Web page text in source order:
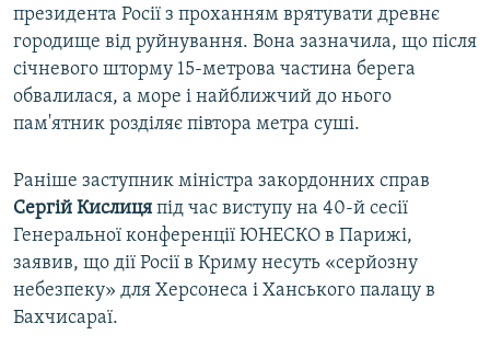
президента Росії з проханням врятувати древнє
городище від руйнування. Вона зазначила, що після
січневого шторму 15-метрова частина берега
обвалилася, а море і найближчий до нього
пам'ятник розділяє півтора метра суші.
Раніше заступник міністра закордонних справ
Сергій Кислиця під час виступу на 40-й сесії
Генеральної конференції ЮНЕСКО в Парижі,
заявив, що дії Росії в Криму несуть «серйозну
небезпеку» для Херсонеса і Ханського палацу в
Бахчисараї.